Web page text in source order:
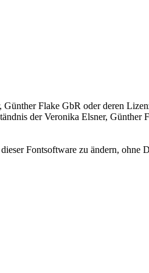
Flake GbR oder deren
der Veronika Elsner,
Fontsoftware zu ändern, ohne